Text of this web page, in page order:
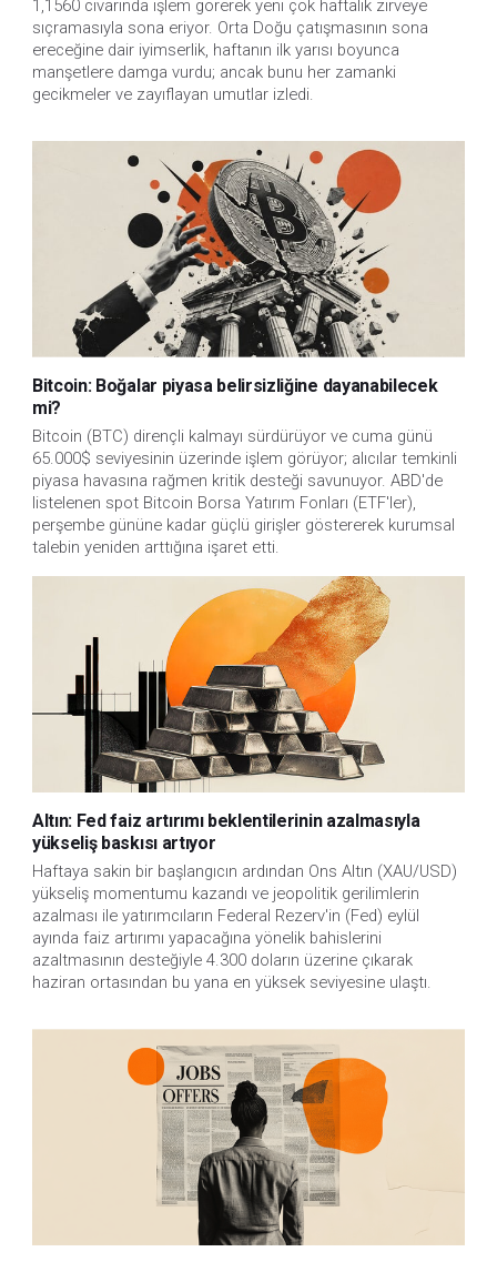
1,1560 civarında işlem görerek yeni çok haftalık zirveye
sıçramasıyla sona eriyor. Orta Doğu çatışmasının sona
ereceğine dair iyimserlik, haftanın ilk yarısı boyunca
manşetlere damga vurdu; ancak bunu her zamanki
gecikmeler ve zayıflayan umutlar izledi.
Bitcoin: Boğalar piyasa belirsizliğine dayanabilecek
mi?
Bitcoin (BTC) dirençli kalmayı sürdürüyor ve cuma günü
65.000$ seviyesinin üzerinde işlem görüyor; alıcılar temkinli
piyasa havasına rağmen kritik desteği savunuyor. ABD'de
listelenen spot Bitcoin Borsa Yatırım Fonları (ETF'ler),
perşembe gününe kadar güçlü girişler göstererek kurumsal
talebin yeniden arttığına işaret etti.
Altın: Fed faiz artırımı beklentilerinin azalmasıyla
yükseliş baskısı artıyor
Haftaya sakin bir başlangıcın ardından Ons Altın (XAU/USD)
yükseliş momentumu kazandı ve jeopolitik gerilimlerin
azalması ile yatırımcıların Federal Rezerv'in (Fed) eylül
ayında faiz artırımı yapacağına yönelik bahislerini
azaltmasının desteğiyle 4.300 doların üzerine çıkarak
haziran ortasından bu yana en yüksek seviyesine ulaştı.